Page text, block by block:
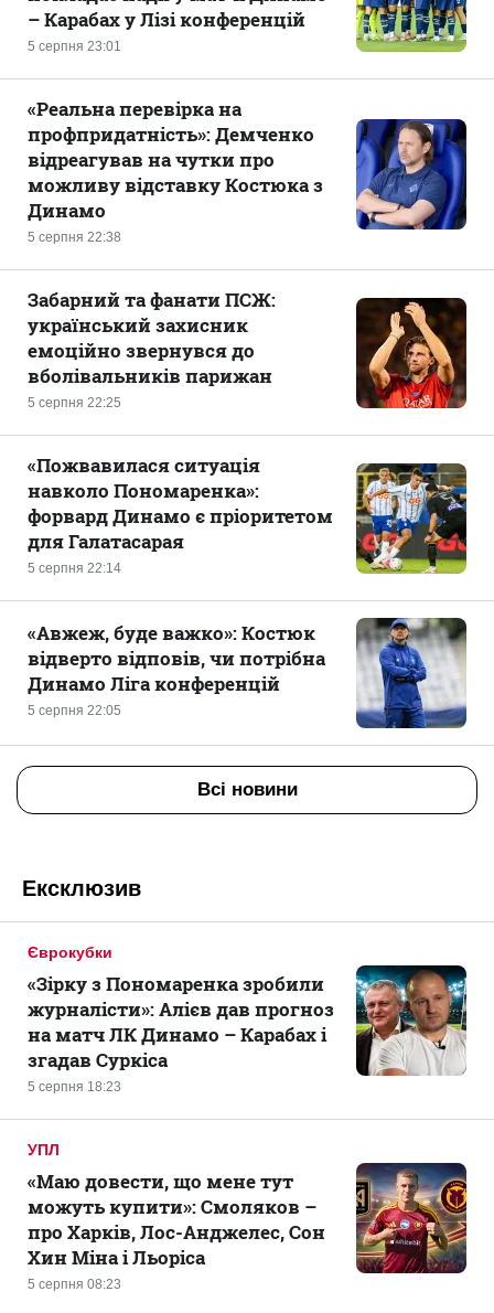
5 серпня 23:01
– Карабах у Лізі конференцій
5 серпня 22:38
«Реальна перевірка на
профпридатність»: Демченко
відреагував на чутки про
можливу відставку Костюка з
Динамо
5 серпня 22:25
Забарний та фанати ПСЖ:
український захисник
емоційно звернувся до
вболівальників парижан
5 серпня 22:14
«Пожвавилася ситуація
навколо Пономаренка»:
форвард Динамо є пріоритетом
для Галатасарая
5 серпня 22:05
«Авжеж, буде важко»: Костюк
відверто відповів, чи потрібна
Динамо Ліга конференцій
Всі новини
Ексклюзив
Єврокубки
5 серпня 18:23
«Зірку з Пономаренка зробили
журналісти»: Алієв дав прогноз
на матч ЛК Динамо – Карабах і
згадав Суркіса
УПЛ
5 серпня 08:23
«Маю довести, що мене тут
можуть купити»: Смоляков –
про Харків, Лос-Анджелес, Сон
Хин Міна і Льоріса